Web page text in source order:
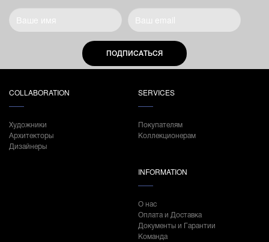
ПОДПИСАТЬСЯ
COLLABORATION
Художники
Архитекторы
Дизайнеры
SERVICES
Покупателям
Коллекционерам
INFORMATION
О нас
Оплата и Доставка
Документы и Гарантии
Команда